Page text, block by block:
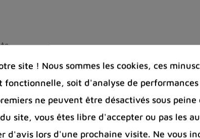
à entretenir. Ils se nettoient simplement à
site ! Nous sommes les cookies, ces
fonctionnelle, soit d'analyse de performances
ne peuvent être désactivés sous
site, vous êtes libre d'accepter ou pas les
d'avis lors d'une prochaine visite. Ne vous